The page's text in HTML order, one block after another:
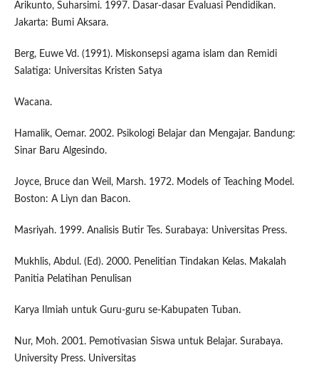
Arikunto, Suharsimi. 1997. Dasar-dasar Evaluasi Pendidikan.
Jakarta: Bumi Aksara.
Berg, Euwe Vd. (1991). Miskonsepsi agama islam dan Remidi
Salatiga: Universitas Kristen Satya
Wacana.
Hamalik, Oemar. 2002. Psikologi Belajar dan Mengajar. Bandung:
Sinar Baru Algesindo.
Joyce, Bruce dan Weil, Marsh. 1972. Models of Teaching Model.
Boston: A Liyn dan Bacon.
Masriyah. 1999. Analisis Butir Tes. Surabaya: Universitas Press.
Mukhlis, Abdul. (Ed). 2000. Penelitian Tindakan Kelas. Makalah
Panitia Pelatihan Penulisan
Karya Ilmiah untuk Guru-guru se-Kabupaten Tuban.
Nur, Moh. 2001. Pemotivasian Siswa untuk Belajar. Surabaya.
University Press. Universitas